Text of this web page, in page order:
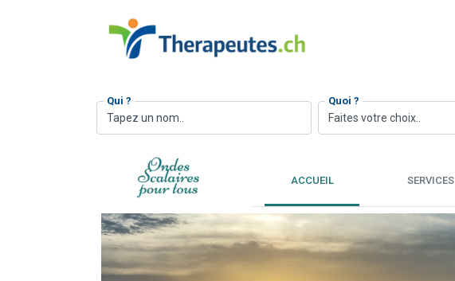
Qui ? Quoi ?
Faites votre choix..
ACCUEIL SERVICES